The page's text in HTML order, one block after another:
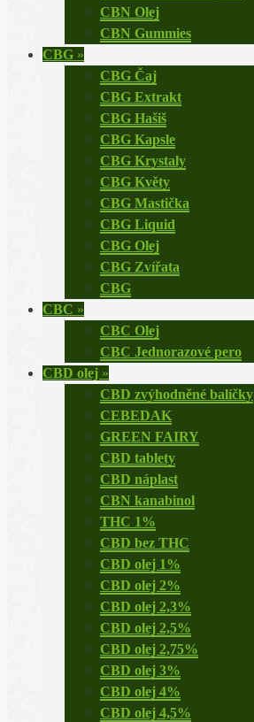
CBN Olej
CBN Gummies
CBG »
CBG Čaj
CBG Extrakt
CBG Hašiš
CBG Kapsle
CBG Krystaly
CBG Květy
CBG Mastička
CBG Liquid
CBG Olej
CBG Zvířata
CBG
CBC »
CBC Olej
CBC Jednorazové pero
CBD olej »
CBD zvýhodněné balíčky
CEBEDAK
GREEN FAIRY
CBD tablety
CBD náplast
CBN kanabinol
THC 1%
CBD bez THC
CBD olej 1%
CBD olej 2%
CBD olej 2,3%
CBD olej 2,5%
CBD olej 2,75%
CBD olej 3%
CBD olej 4%
CBD olej 4,5%